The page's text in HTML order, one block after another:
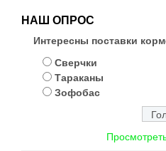
НАШ ОПРОС
Интересны поставки
Сверчки
Тараканы
Зофобас